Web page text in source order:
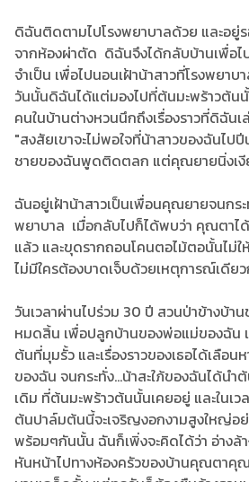
ดิฉันติดตามไปโรงพยาบาลด้วย และอยู่
จากห้องผ่าตัด ดิฉันจึงได้กลับบ้านเพื่อไ
จำเป็น เพื่อไปนอนเฝ้าน้าสาวที่โรงพยา
วันนั้นดิฉันได้แต่มองไปที่ต้นมะพร้าวต้น
คนในบ้านต่างหวนนึกถึงเรื่องราวที่ดิฉัน
"สงสัยเขาจะไม่พอใจที่น้าสาวของฉันไป
ชายของฉันพูดติดตลก แต่คุณยายนิ่งเงี
ฉันอยู่เฝ้าน้าสาวเป็นเพื่อนคุณยายจนกร
พยาบาล เมื่อกลับไปก็ได้พบว่า คุณตา
แล้ว และขุดรากถอนโคนตอไม้ตอนั้นไม่ใ
ไม่มีใครต้องบาดเจ็บด้วยเหตุการณ์เดีย
วันเวลาผ่านไปร่วม 30 ปี สวนป่าข้างบ้า
หมดสิ้น เพื่อปลูกบ้านของพ่อแม่ของฉัน
ต้นที่มุมรั้ว และเรื่องราวของเธอได้เลือน
ของฉัน จนกระทั่ง...น้าสะใภ้ของฉันได้น
เดิม ที่ต้นมะพร้าวต้นนั้นเคยอยู่ และในเว
ต้นปาล์มต้นนี้จะเจริญงอกงามสูงใหญ่อย่
พร้อมๆกันนั้น ฉันก็เพิ่งจะคิดได้ว่า อ่างล้
หันหน้าไปทางห้องครัวของบ้านคุณตาคุ